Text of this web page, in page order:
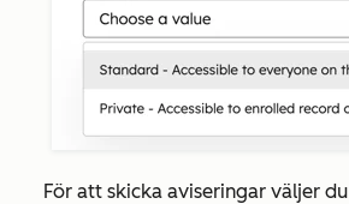
För att skicka aviseringar väljer du